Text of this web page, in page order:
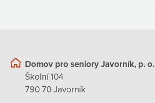
Domov pro seniory Javorník, p. o.
Školní 104
790 70 Javorník